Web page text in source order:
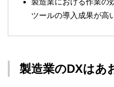
ツールの導入成果が高
製造業のDXはあ